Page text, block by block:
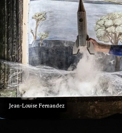
Jean-Louise Fernandez